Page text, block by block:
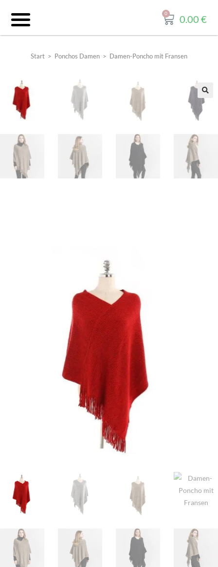
0.00€
Start > Ponchos Damen > Damen-Poncho mit Fransen
🔍